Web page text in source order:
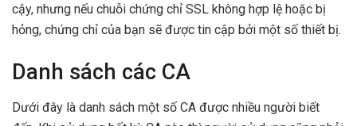
cậy, nhưng nếu chuỗi chứng chỉ SSL không hợp lệ hoặc bị
hỏng, chứng chỉ của bạn sẽ được tin cập bởi một số thiết bị.
Danh sách các CA
Dưới đây là danh sách một số CA được nhiều người biết